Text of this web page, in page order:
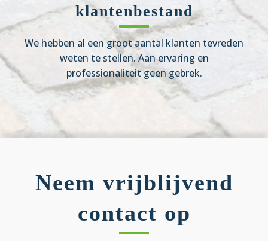
klantenbestand
We hebben al een groot aantal klanten tevreden
weten te stellen. Aan ervaring en
professionaliteit geen gebrek.
Neem vrijblijvend
contact op